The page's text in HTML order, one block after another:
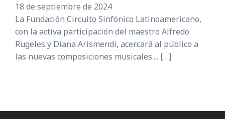
18 de septiembre de 2024
La Fundación Circuito Sinfónico Latinoamericano,
con la activa participación del maestro Alfredo
Rugeles y Diana Arismendi, acercará al público a
las nuevas composiciones musicales.... […]